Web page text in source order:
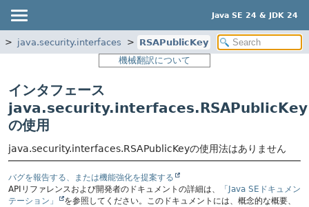
Java SE 24 & JDK 24
java.security.interfaces
RSAPublicKey
機械翻訳について
インタフェース
java.security.interfaces.RSAPublicKey
の使用
java.security.interfaces.RSAPublicKeyの使用法はありません
バグを報告する、または機能強化を提案する
APIリファレンスおよび開発者のドキュメントの詳細は、
「Java SEドキュメン
テーション」
を参照してください。このドキュメントには、概念的な概要、